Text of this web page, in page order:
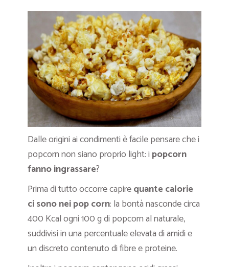
Dalle origini ai condimenti è facile pensare che i
popcorn non siano proprio light: i popcorn
fanno ingrassare?
Prima di tutto occorre capirequante calorie
ci sono nei pop corn: la bontà nasconde circa
400 Kcal ogni 100 g di popcorn al naturale,
suddivisi in una percentuale elevata di amidi e
un discreto contenuto di fibre e proteine.